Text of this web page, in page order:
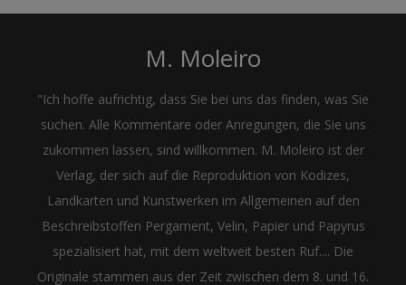
M. Moleiro
"Ich hoffe aufrichtig, dass Sie bei uns das finden, was Sie
suchen. Alle Kommentare oder Anregungen, die Sie uns
zukommen lassen, sind willkommen. M. Moleiro ist der
Verlag, der sich auf die Reproduktion von Kodizes,
Landkarten und Kunstwerken im Allgemeinen auf den
Beschreibstoffen Pergament, Velin, Papier und Papyrus
spezialisiert hat, mit dem weltweit besten Ruf.... Die
Originale stammen aus der Zeit zwischen dem 8. und 16.